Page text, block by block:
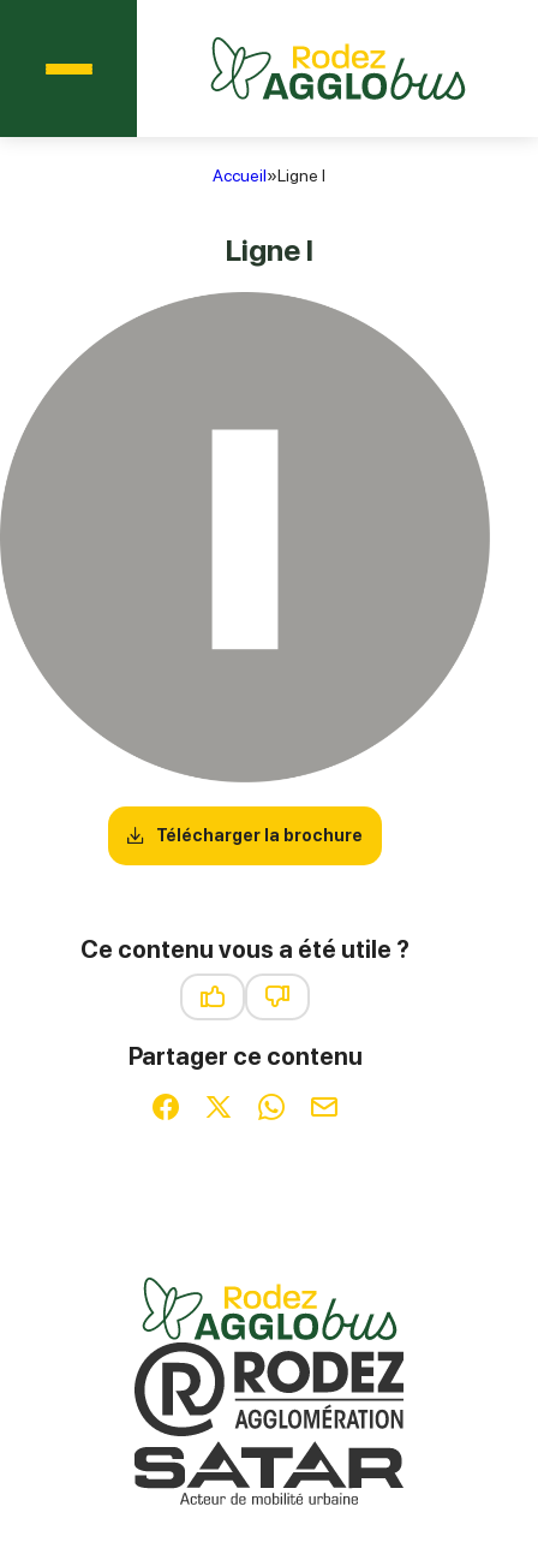
Accueil»Ligne I
Ligne I
Télécharger la brochure
Ce contenu vous a été utile ?
Partager ce contenu
Partager sur Facebook (nouvelle fenêtre)
Partager sur X / Twitter (nouvelle
Partager sur WhatsApp
Partager par mail